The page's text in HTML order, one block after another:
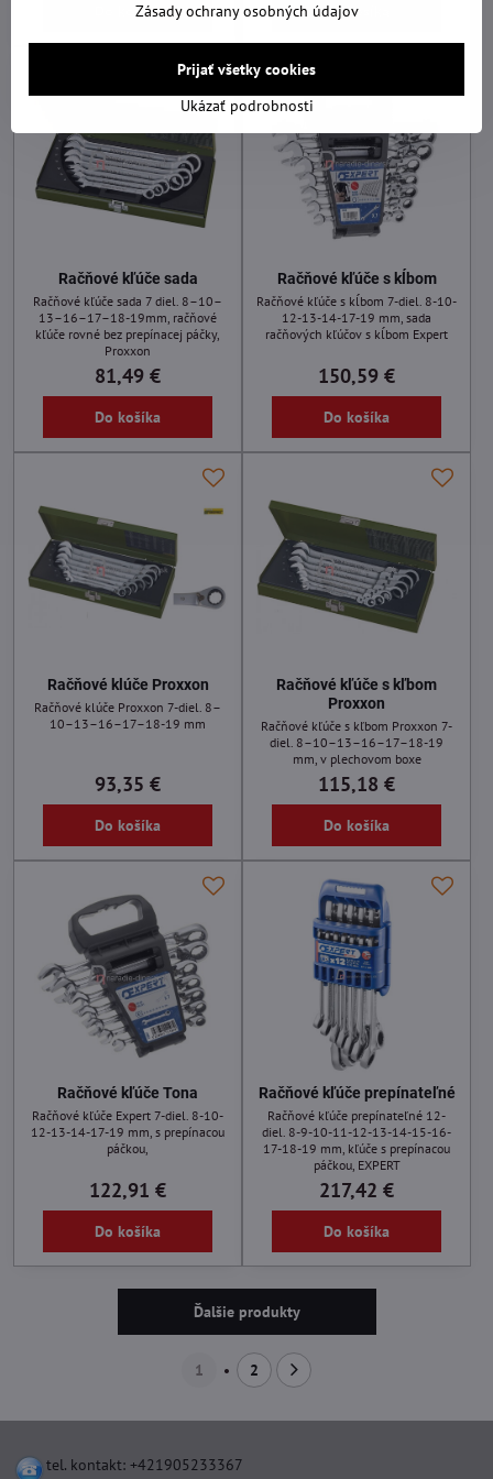
Do košíka Do košíka
Račňové kľúče sada
Račňové kľúče sada 7 diel. 8–10–
13–16–17–18-19mm, račňové
kľúče rovné bez prepínacej páčky,
Proxxon
81,49 €
Do košíka
Račňové kľúče s kĺbom
Račňové kľúče s kĺbom 7-diel. 8-10-
12-13-14-17-19 mm, sada
račňových kľúčov s kĺbom Expert
150,59 €
Do košíka
Račňové klúče Proxxon
Račňové klúče Proxxon 7-diel. 8–
10–13–16–17–18-19 mm
93,35 €
Do košíka
Račňové kľúče s kľbom
Proxxon
Račňové kľúče s kľbom Proxxon 7-
diel. 8–10–13–16–17–18-19
mm, v plechovom boxe
115,18 €
Do košíka
Račňové kľúče Tona
Račňové kľúče Expert 7-diel. 8-10-
12-13-14-17-19 mm, s prepínacou
páčkou,
122,91 €
Do košíka
Račňové kľúče prepínateľné
Račňové kľúče prepínateľné 12-
diel. 8-9-10-11-12-13-14-15-16-
17-18-19 mm, kľúče s prepínacou
páčkou, EXPERT
217,42 €
Do košíka
Ďalšie produkty
1 2
tel. kontakt: +421905233367
Zásady ochrany osobných údajov
Ukázať podrobnosti
Prijať všetky cookies